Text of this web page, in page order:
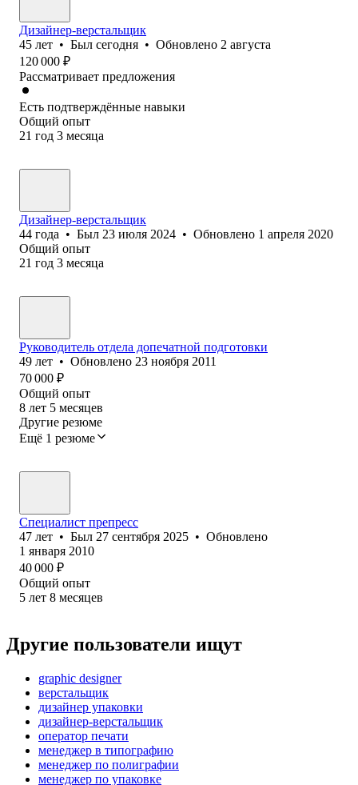
Дизайнер-верстальщик
45 лет • Был сегодня • Обновлено 2 августа
120 000 ₽
Рассматривает предложения
Есть подтверждённые навыки
Общий опыт
21 год 3 месяца
Дизайнер-верстальщик
44 года • Был 23 июля 2024 • Обновлено 1 апреля 2020
Общий опыт
21 год 3 месяца
Руководитель отдела допечатной подготовки
49 лет • Обновлено 23 ноября 2011
70 000 ₽
Общий опыт
8 лет 5 месяцев
Другие резюме
Ещё 1 резюме
Специалист препресс
47 лет • Был 27 сентября 2025 • Обновлено
1 января 2010
40 000 ₽
Общий опыт
5 лет 8 месяцев
Другие пользователи ищут
graphic designer
верстальщик
дизайнер упаковки
дизайнер-верстальщик
оператор печати
менеджер в типографию
менеджер по полиграфии
менеджер по упаковке